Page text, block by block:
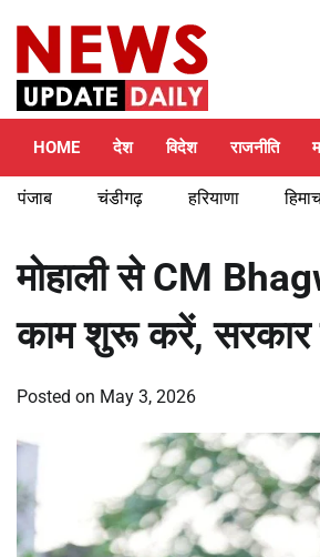
content
HOME देश विदेश राजनीति
पंजाब चंडीगढ़ हरियाणा
मोहाली से CM
काम शुरू करें, सरकार
Posted on May 3, 2026